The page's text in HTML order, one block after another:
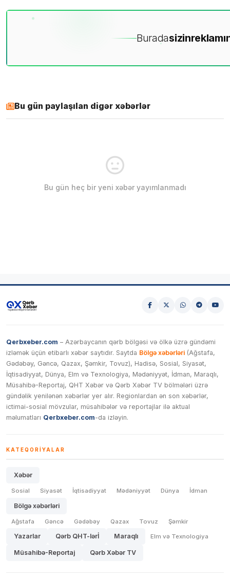
Buradasizin
Bu gün paylaşılan digər xəbərlər
Bu gün heç bir yeni xəbər yayımlanmadı
Qerbxeber.com – Azərbaycanın qərb bölgəsi və ölkə üzrə gündəmi
izləmək üçün etibarlı xəbər saytıdır. Saytda Bölgə xəbərləri (Ağstafa,
Gədəbəy, Gəncə, Qazax, Şəmkir, Tovuz), Hadisə, Sosial, Siyasət,
İqtisadiyyat, Dünya, Elm və Texnologiya, Mədəniyyət, İdman, Maraqlı,
Müsahibə-Reportaj, QHT Xəbər və Qərb Xəbər TV bölmələri üzrə
gündəlik yenilənən xəbərlər yer alır. Regionlardan ən son xəbərlər,
ictimai-sosial mövzular, müsahibələr və reportajlar ilə aktual
məlumatları Qerbxeber.com-da izləyin.
KATEQORIYALAR
Xəbər
Sosial Siyasət İqtisadiyyat Mədəniyyət Dünya İdman
Bölgə xəbərləri
Ağstafa Gəncə Gədəbəy Qazax Tovuz Şəmkir
Yazarlar Qərb QHT-lərİ Maraqlı Elm və Texnologiya
Müsahibə-Reportaj Qərb Xəbər TV